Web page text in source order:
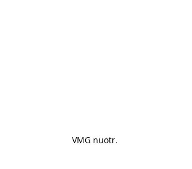
VMG nuotr.